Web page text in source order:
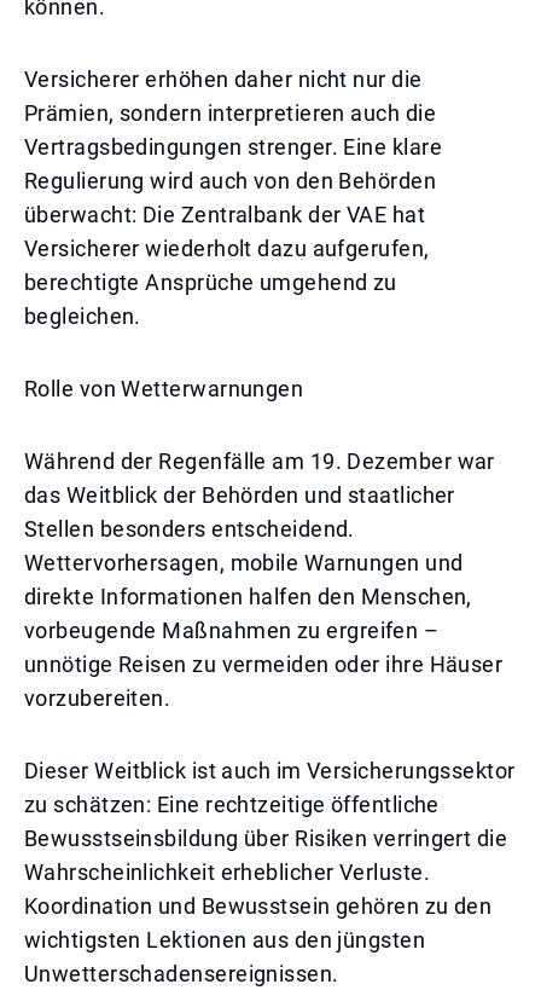
können.
Versicherer erhöhen daher nicht nur die
Prämien, sondern interpretieren auch die
Vertragsbedingungen strenger. Eine klare
Regulierung wird auch von den Behörden
überwacht: Die Zentralbank der VAE hat
Versicherer wiederholt dazu aufgerufen,
berechtigte Ansprüche umgehend zu
begleichen.
Rolle von Wetterwarnungen
Während der Regenfälle am 19. Dezember war
das Weitblick der Behörden und staatlicher
Stellen besonders entscheidend.
Wettervorhersagen, mobile Warnungen und
direkte Informationen halfen den Menschen,
vorbeugende Maßnahmen zu ergreifen –
unnötige Reisen zu vermeiden oder ihre Häuser
vorzubereiten.
Dieser Weitblick ist auch im Versicherungssektor
zu schätzen: Eine rechtzeitige öffentliche
Bewusstseinsbildung über Risiken verringert die
Wahrscheinlichkeit erheblicher Verluste.
Koordination und Bewusstsein gehören zu den
wichtigsten Lektionen aus den jüngsten
Unwetterschadensereignissen.